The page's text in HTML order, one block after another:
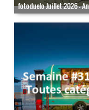
fotoduelo Juillet 2026 -